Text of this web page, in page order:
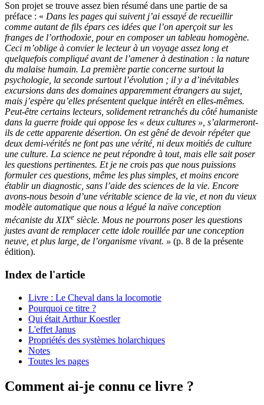
Son projet se trouve assez bien résumé dans une partie de sa
préface : « Dans les pages qui suivent j’ai essayé de recueillir
comme autant de fils épars ces idées que l’on aperçoit sur les
franges de l’orthodoxie, pour en composer un tableau homogène.
Ceci m’oblige à convier le lecteur à un voyage assez long et
quelquefois compliqué avant de l’amener à destination : la nature
du malaise humain. La première partie concerne surtout la
psychologie, la seconde surtout l’évolution ; il y a d’inévitables
excursions dans des domaines apparemment étrangers au sujet,
mais j’espère qu’elles présentent quelque intérêt en elles-mêmes.
Peut-être certains lecteurs, solidement retranchés du côté humaniste
dans la guerre froide qui oppose les « deux cultures », s’alarmeront-
ils de cette apparente désertion. On est gêné de devoir répéter que
deux demi-vérités ne font pas une vérité, ni deux moitiés de culture
une culture. La science ne peut répondre à tout, mais elle sait poser
les questions pertinentes. Et je ne crois pas que nous puissions
formuler ces questions, même les plus simples, et moins encore
établir un diagnostic, sans l’aide des sciences de la vie. Encore
avons-nous besoin d’une véritable science de la vie, et non du vieux
modèle automatique que nous a légué la naïve conception
mécaniste du XIXe siècle. Mous ne pourrons poser les questions
justes avant de remplacer cette idole rouillée par une conception
neuve, et plus large, de l’organisme vivant. » (p. 8 de la présente
édition).
Index de l'article
Livre : Le Cheval dans la locomotie
Pourquoi ce titre ?
Qui était Arthur Koestler
L'effet Janus
Propriétés des systèmes holarchiques
Notes
Toutes les pages
Comment ai-je connu ce livre ?